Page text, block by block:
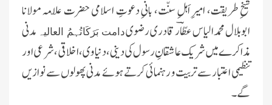
شیخِ طریقت، امیرِ اَہلِ سنّت، بانیِ دعوتِ اسلامی حضرت علّامہ مولانا
ابوبلال محمد الیاس عطّاؔر قادری رضویدامت بَرَکَاتُہمُ العالیہ مدنی
مذاکرے میں شریک عاشقانِ رسول کی دینی،دنیاوی، اخلاقی، شرعی اور
تنظیمی اعتبار سے تربیت و رہنمائی کرتے ہوئے مدنی پھولوں سے نوازیں
گے۔